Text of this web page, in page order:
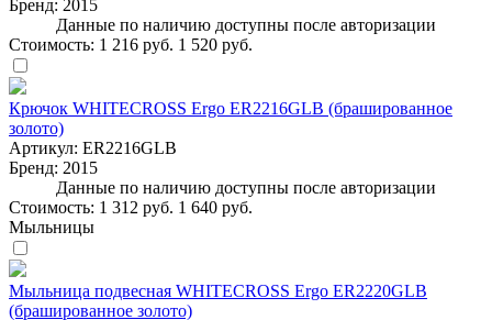
Бренд: 2015
Данные по наличию доступны после авторизации
Стоимость: 1 216 руб. 1 520 руб.
Крючок WHITECROSS Ergo ER2216GLB (брашированное
золото)
Артикул: ER2216GLB
Бренд: 2015
Данные по наличию доступны после авторизации
Стоимость: 1 312 руб. 1 640 руб.
Мыльницы
Мыльница подвесная WHITECROSS Ergo ER2220GLB
(брашированное золото)